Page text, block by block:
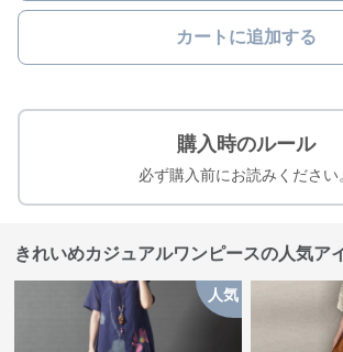
カートに追加する
購入時のルール
必ず購入前にお読みください
きれいめカジュアルワンピースの人気ア
人気